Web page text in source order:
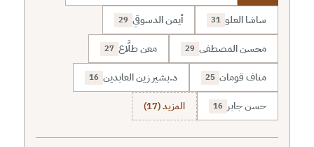
ساشا العلو 31 أيمن الدسوقي 29
محسن المصطفى 29 معن طلَّاع 27
مناف قومان 25 د.بشير زين العابدين 16
حسن جابر 16 المزيد (17)